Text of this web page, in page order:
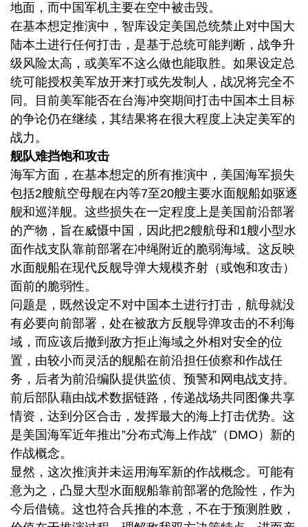
地面，而中国军机主要在空中被击毁。
在基本想定推演中，智库设定美国总统禁止对中国大
陆本土进行任何打击，是基于总统可能判断，战争升
级风险太高，或美军不这么做也能取胜。如果设定总
统可能授权美军放开来打或先发制人，战况将完全不
同。目前美军能否在台海冲突期间打击中国本土目标
的争论仍在继续，其结果将在很大程度上决定美军的
战力。
舰队难挡饱和攻击
海军方面，在基本想定的所有推演中，美国海军损失
包括2艘航空母舰在内等7至20艘主要水面舰船如驱逐
舰和巡洋舰。这些损失在一定程度上是美国前沿部署
的产物，旨在威慑中国，因此把2艘航母和1艘小型水
面作战支队靠前部署在冲绳附近的脆弱海域。这反映
水面舰船在现代反舰导弹大规模齐射（或饱和攻击）
面前的脆弱性。
问题是，既然设定不对中国本土进行打击，航母就没
有必要向前部署，处在被敌方反舰导弹攻击的不利海
域，而应该后撤到敌方拒止海域之外相对安全的位
置，由较小而灵活的舰船在前沿担任侦察和作战任
务，后者为前沿编队提供监侦、预警和网电战支持。
前后部队藉由战术数据链路，传递战场共同图像共享
情资，达到分区合击，发挥最大的海上打击优势。这
是美国海军近年推出”分布式海上作战”（DMO）新的
作战概念。
显然，这次推演并未运用海军新的作战概念。可能有
意为之，凸显大型水面舰船靠前部署的危险性，作为
今后借镜。这也符合兵推的本意，不在于预测胜败，